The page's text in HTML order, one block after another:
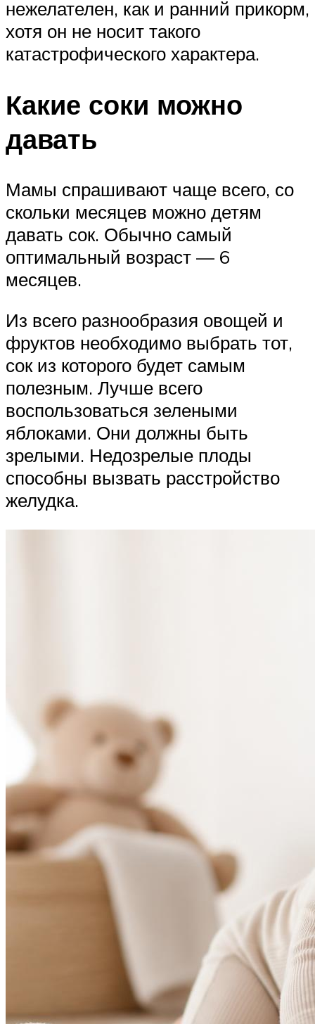
нежелателен, как и ранний прикорм,
хотя он не носит такого
катастрофического характера.
Какие соки можно
давать
Мамы спрашивают чаще всего, со
скольки месяцев можно детям
давать сок. Обычно самый
оптимальный возраст — 6
месяцев.
Из всего разнообразия овощей и
фруктов необходимо выбрать тот,
сок из которого будет самым
полезным. Лучше всего
воспользоваться зелеными
яблоками. Они должны быть
зрелыми. Недозрелые плоды
способны вызвать расстройство
желудка.